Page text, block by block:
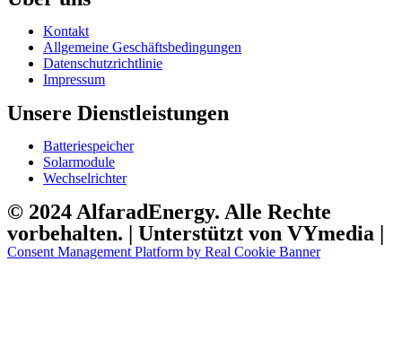
Kontakt
Allgemeine Geschäftsbedingungen
Datenschutzrichtlinie
Impressum
Unsere Dienstleistungen
Batteriespeicher
Solarmodule
Wechselrichter
© 2024 AlfaradEnergy. Alle Rechte
vorbehalten. | Unterstützt von VYmedia |
Consent Management Platform by Real Cookie Banner